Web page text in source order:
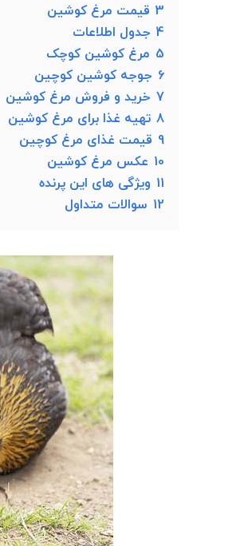
3 قیمت مرغ کوشین
4 جدول اطلاعات
5 مرغ کوشین کوچک
6 جوجه کوشین کوچین
7 خرید و فروش مرغ کوشین
8 تهیه غذا برای مرغ کوشین
9 قیمت غذای مرغ کوچین
10 عکس مرغ کوشین
11 ویژگی های این پرنده
12 سوالات متداول